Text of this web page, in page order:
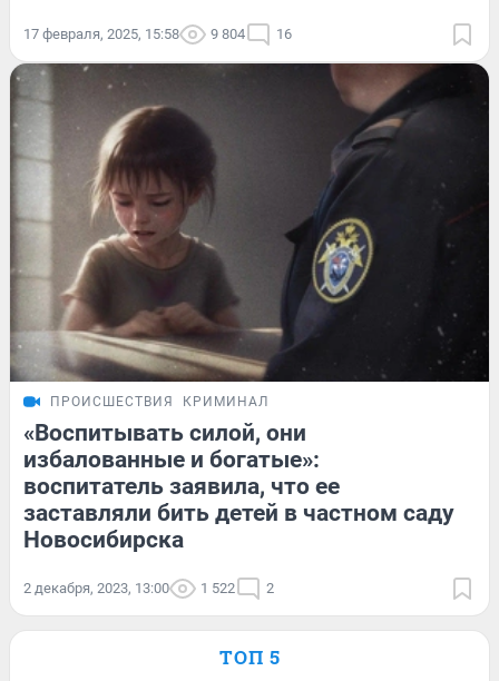
17 февраля, 2025, 15:58 9 804 16
ПРОИСШЕСТВИЯ КРИМИНАЛ
«Воспитывать силой, они
избалованные и богатые»:
воспитатель заявила, что ее
заставляли бить детей в частном саду
Новосибирска
2 декабря, 2023, 13:00 1 522 2
ТОП 5